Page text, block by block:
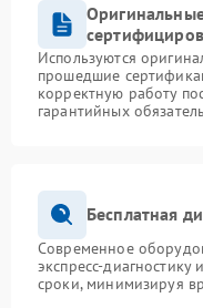
Используются
прошедшие
корректную работу
гарантийных
Бесплатная
Современное
экспресс-
сроки, минимизируя